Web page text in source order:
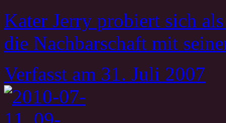
Kater Jerry probiert sich
die Nachbarschaft mit
Verfasst am 31. Juli 2007